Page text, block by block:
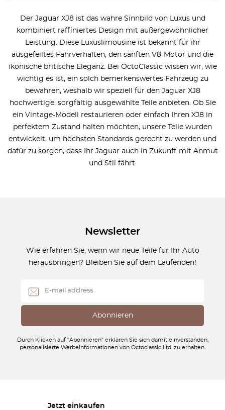
Der Jaguar XJ8 ist das wahre Sinnbild von Luxus und
kombiniert raffiniertes Design mit außergewöhnlicher
Leistung. Diese Luxuslimousine ist bekannt für ihr
ausgefeiltes Fahrverhalten, den sanften V8-Motor und die
ikonische britische Eleganz. Bei OctoClassic wissen wir, wie
wichtig es ist, ein solch bemerkenswertes Fahrzeug zu
bewahren, weshalb wir speziell für den Jaguar XJ8
hochwertige, sorgfältig ausgewählte Teile anbieten. Ob Sie
ein Vintage-Modell restaurieren oder einfach Ihren XJ8 in
perfektem Zustand halten möchten, unsere Teile wurden
entwickelt, um höchsten Standards gerecht zu werden und
dafür zu sorgen, dass Ihr Jaguar auch in Zukunft mit Anmut
und Stil fährt.
Newsletter
Wie erfahren Sie, wenn wir neue Teile für Ihr Auto
herausbringen? Bleiben Sie auf dem Laufenden!
Durch Klicken auf "Abonnieren" erklären Sie sich damit einverstanden,
personalisierte Werbeinformationen von Octoclassic Ltd. zu erhalten.
Jetzt einkaufen